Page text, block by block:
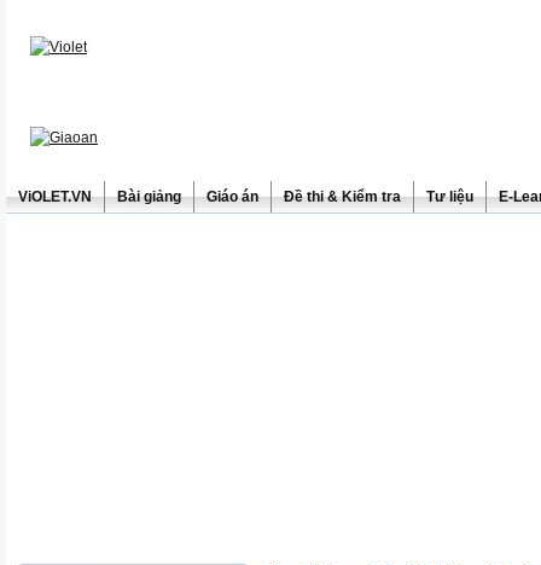
ViOLET.VN Bài giảng Giáo án Đề thi & Kiểm tra Tư liệu E-